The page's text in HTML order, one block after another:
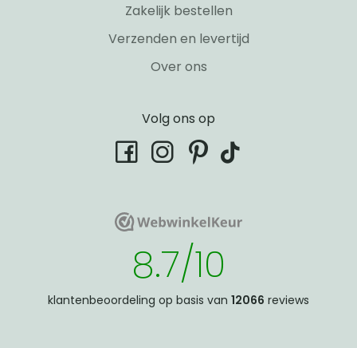
Zakelijk bestellen
Verzenden en levertijd
Over ons
Volg ons op
facebookinstagram
pinterest
tiktok
WebwinkelKeurWebwinkelKeur
8.7/10
klantenbeoordeling op basis van 12066 reviews